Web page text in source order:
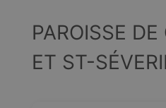
PAROISSE
ET ST-